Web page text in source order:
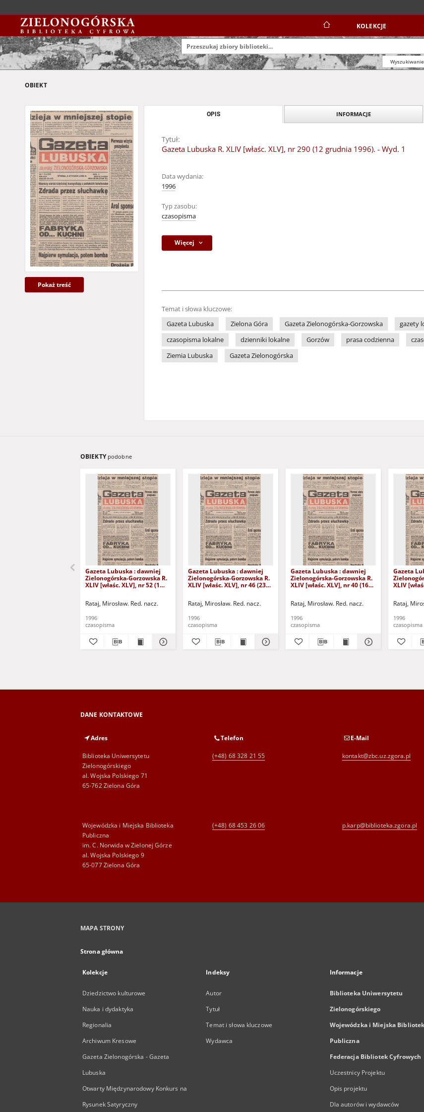
KOLEKCJE
OBIEKT
Pokaż treść
OPIS INFORMACJE
Tytuł:
Gazeta Lubuska R. XLIV [właśc. XLV], nr 290 (12 grudnia 1996). - Wyd. 1
Data wydania:
1996
Typ zasobu:
czasopisma
Więcej
Temat i słowa kluczowe:
Gazeta Lubuska
Zielona Góra Gazeta Zielonogórska-Gorzowska gazety
czasopisma lokalne
dzienniki lokalne Gorzów prasa codzienna
Ziemia Lubuska
Gazeta Zielonogórska
OBIEKTY podobne
Gazeta Lubuska : dawniej
Zielonogórska-Gorzowska R.
XLIV [właśc. XLV], nr 52 (1
Rataj, Mirosław. Red. nacz.
1996
czasopisma
Gazeta Lubuska : dawniej
Zielonogórska-Gorzowska R.
XLIV [właśc. XLV], nr 46 (23
Rataj, Mirosław. Red. nacz.
1996
czasopisma
Gazeta Lubuska : dawniej
Zielonogórska-Gorzowska R.
XLIV [właśc. XLV], nr 40 (16
Rataj, Mirosław. Red. nacz.
1996
czasopisma
Gazeta
XLIV
Rataj,
1996
czasopisma
DANE KONTAKTOWE
Adres
Biblioteka Uniwersytetu
Zielonogórskiego
al. Wojska Polskiego 71
65-762 Zielona Góra
Telefon
(+48) 68 328 21 55
E-Mail
kontakt@zbc.uz.zgora.pl
Wojewódzka i Miejska Biblioteka
Publiczna
im. C. Norwida w Zielonej Górze
al. Wojska Polskiego 9
65-077 Zielona Góra
(+48) 68 453 26 06 p.karp@biblioteka.zgora.pl
MAPA STRONY
Strona główna
Kolekcje
Dziedzictwo kulturowe
Nauka i dydaktyka
Regionalia
Archiwum Kresowe
Gazeta Zielonogórska - Gazeta
Lubuska
Otwarty Międzynarodowy Konkurs na
Rysunek Satyryczny
Indeksy
Autor
Tytuł
Temat i słowa kluczowe
Wydawca
Informacje
Biblioteka Uniwersytetu
Zielonogórskiego
Wojewódzka i Miejska
Publiczna
Federacja Bibliotek Cyfrowych
Uczestnicy Projektu
Opis projektu
Dla autorów i wydawców